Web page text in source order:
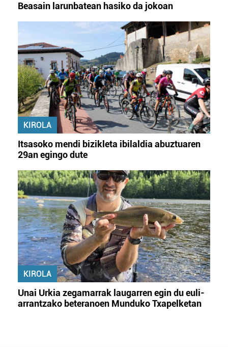
Beasain larunbatean hasiko da jokoan
KIROLA
Itsasoko mendi bizikleta ibilaldia abuztuaren
29an egingo dute
KIROLA
Unai Urkia zegamarrak laugarren egin du euli-
arrantzako beteranoen Munduko Txapelketan